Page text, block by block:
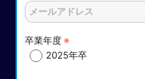
卒業年度 ※
2025年卒